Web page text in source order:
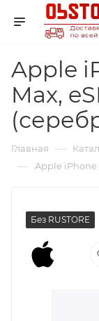
Apple
Max,
Главная —
— Apple iPhone
Без RUSTORE